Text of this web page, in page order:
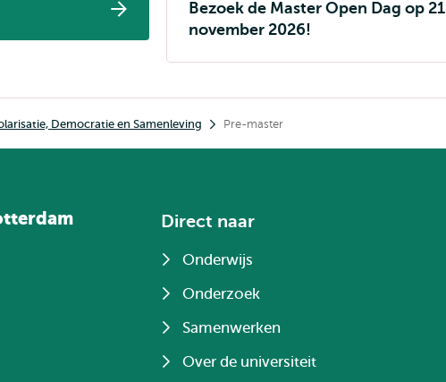
Bezoek de Master Open Dag op 21
november 2026!
Democratie en Samenleving Pre-master
Direct naar
Onderwijs
Onderzoek
Samenwerken
Over de universiteit